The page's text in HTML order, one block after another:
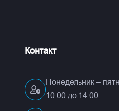
Контакт
Понедельник –
10:00 до 14:00